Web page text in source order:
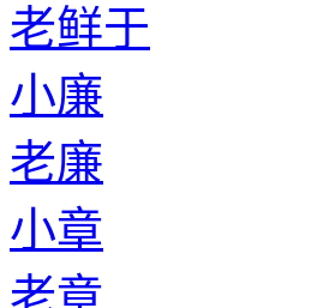
老鲜于
小廉
老廉
小章
老章